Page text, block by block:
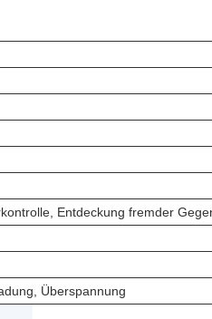
Entdeckung fremder
Überspannung